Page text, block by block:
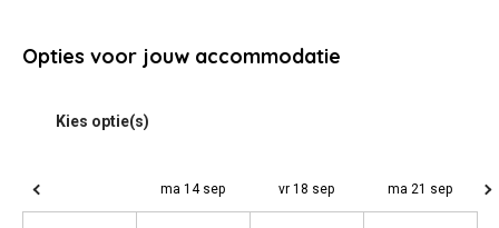
Opties voor jouw accommodatie
ma 14 sep vr 18 sep ma 21 sep